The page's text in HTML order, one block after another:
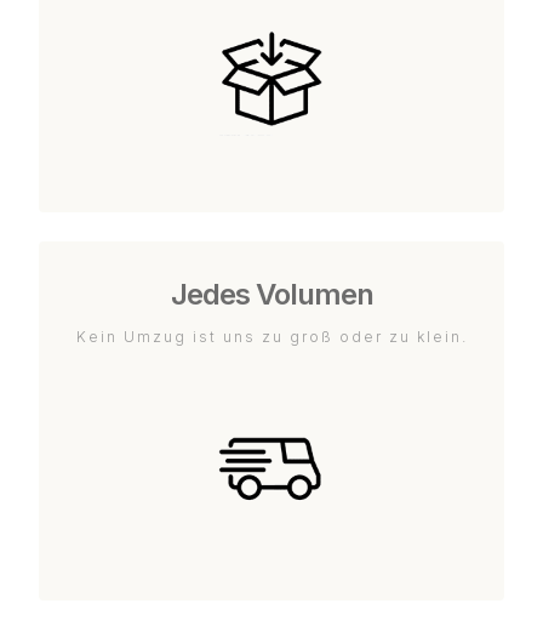
Jedes Volumen
Kein Umzug ist uns zu groß oder zu klein.